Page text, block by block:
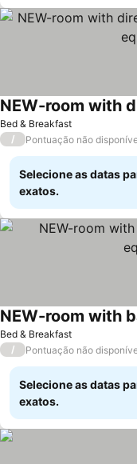
Bed & Breakfast
/ Pontuação não
Selecione as datas
exatos.
Bed & Breakfast
/ Pontuação não
Selecione as datas
exatos.